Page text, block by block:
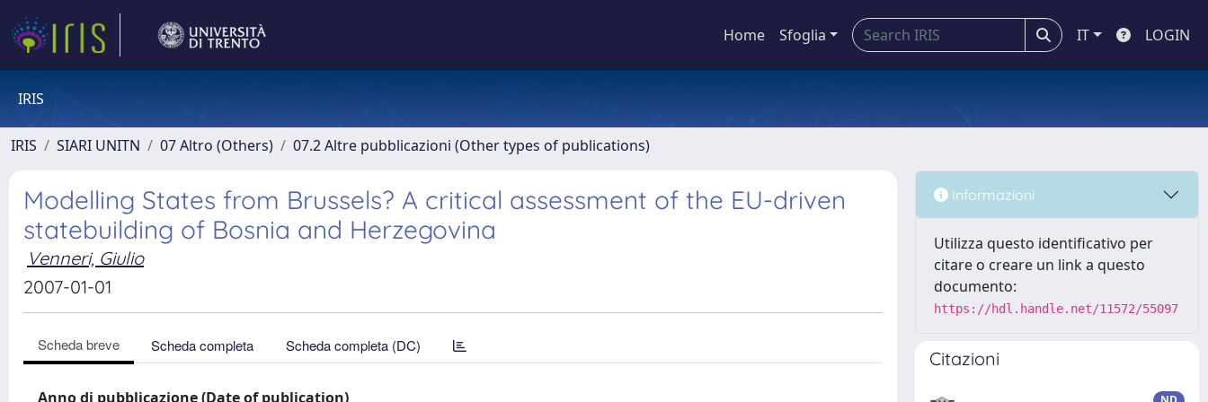
Home Sfoglia IT LOGIN
IRIS
IRIS SIARI UNITN 07 Altro (Others) 07.2 Altre pubblicazioni (Other types of publications)
Modelling States from Brussels? A critical assessment of the EU-driven
statebuilding of Bosnia and Herzegovina
Venneri, Giulio
2007-01-01
Scheda breve Scheda completa Scheda completa (DC)
Anno di pubblicazione (Date of publication)
Informazioni
Utilizza questo identificativo per
citare o creare un link a questo
documento:
https://hdl.handle.net/11572/55097
Citazioni